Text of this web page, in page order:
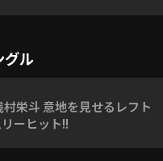
グル
栄斗 意地を見せるレフト
ーヒット!!